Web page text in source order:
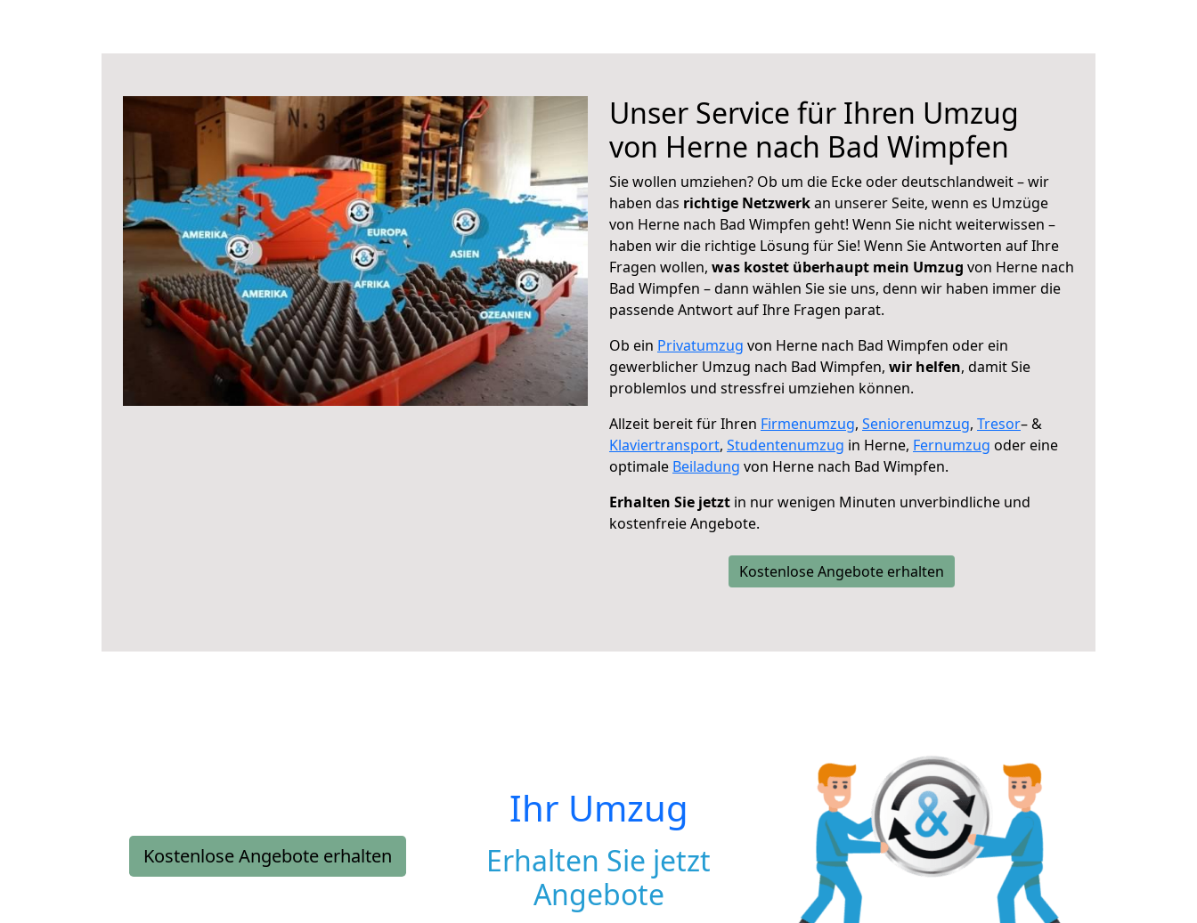
Unser Service für Ihren Umzug
von Herne nach Bad Wimpfen
Sie wollen umziehen? Ob um die Ecke oder deutschlandweit – wir
haben das richtige Netzwerkan unserer Seite, wenn es Umzüge
von Herne nach Bad Wimpfen geht! Wenn Sie nicht weiterwissen –
haben wir die richtige Lösung für Sie! Wenn Sie Antworten auf Ihre
Fragen wollen, was kostet überhaupt mein Umzug von Herne nach
Bad Wimpfen – dann wählen Sie sie uns, denn wir haben immer die
passende Antwort auf Ihre Fragen parat.
Ob ein Privatumzug von Herne nach Bad Wimpfen oder ein
gewerblicher Umzug nach Bad Wimpfen, wir helfen, damit Sie
problemlos und stressfrei umziehen können.
Allzeit bereit für Ihren Firmenumzug, Seniorenumzug, Tresor– &
Klaviertransport, Studentenumzug in Herne, Fernumzug oder eine
optimale Beiladung von Herne nach Bad Wimpfen.
Erhalten Sie jetzt in nur wenigen Minuten unverbindliche und
kostenfreie Angebote.
Kostenlose Angebote erhalten
Kostenlose Angebote erhalten
Ihr Umzug
Erhalten Sie jetzt
Angebote